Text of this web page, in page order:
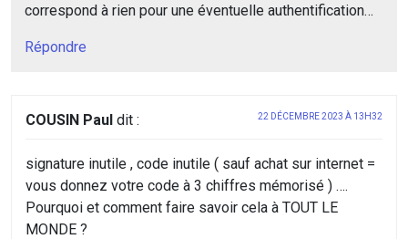
correspond à rien pour une éventuelle authentification…
Répondre
COUSIN Paul dit : 22 DÉCEMBRE 2023 À 13H32
signature inutile , code inutile ( sauf achat sur internet =
vous donnez votre code à 3 chiffres mémorisé ) ….
Pourquoi et comment faire savoir cela à TOUT LE
MONDE ?